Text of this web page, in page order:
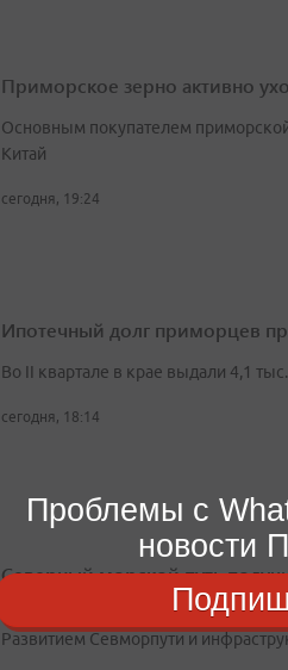
Приморское зерно активно
Основным покупателем приморской
Китай
сегодня, 19:24
Ипотечный долг приморцев
Во II квартале в крае выдали 4,1
сегодня, 18:14
Северный морской путь
дноуглубительный флот
Развитием Севморпути и
Проблемы с
новости